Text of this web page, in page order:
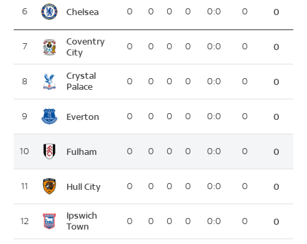
6 Chelsea 0 0 0 0 0:0 0 0
7
Coventry
City
0 0 0 0 0:0 0 0
8
Crystal
Palace
0 0 0 0 0:0 0 0
9 Everton 0 0 0 0 0:0 0 0
10 Fulham 0 0 0 0 0:0 0 0
11 Hull City 0 0 0 0 0:0 0 0
12
Ipswich
Town
0 0 0 0 0:0 0 0